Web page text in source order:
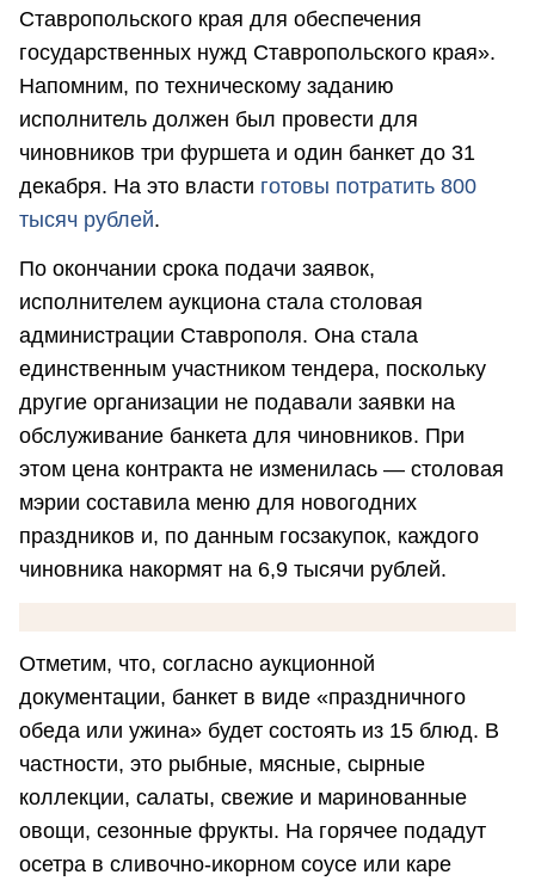
Ставропольского края для обеспечения
государственных нужд Ставропольского края».
Напомним, по техническому заданию
исполнитель должен был провести для
чиновников три фуршета и один банкет до 31
декабря. На это власти готовы потратить 800
тысяч рублей.
По окончании срока подачи заявок,
исполнителем аукциона стала столовая
администрации Ставрополя. Она стала
единственным участником тендера, поскольку
другие организации не подавали заявки на
обслуживание банкета для чиновников. При
этом цена контракта не изменилась — столовая
мэрии составила меню для новогодних
праздников и, по данным госзакупок, каждого
чиновника накормят на 6,9 тысячи рублей.
Отметим, что, согласно аукционной
документации, банкет в виде «праздничного
обеда или ужина» будет состоять из 15 блюд. В
частности, это рыбные, мясные, сырные
коллекции, салаты, свежие и маринованные
овощи, сезонные фрукты. На горячее подадут
осетра в сливочно-икорном соусе или каре